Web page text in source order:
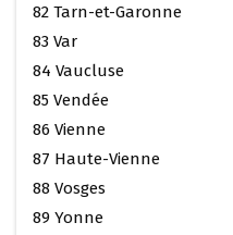
82 Tarn-et-Garonne
83 Var
84 Vaucluse
85 Vendée
86 Vienne
87 Haute-Vienne
88 Vosges
89 Yonne